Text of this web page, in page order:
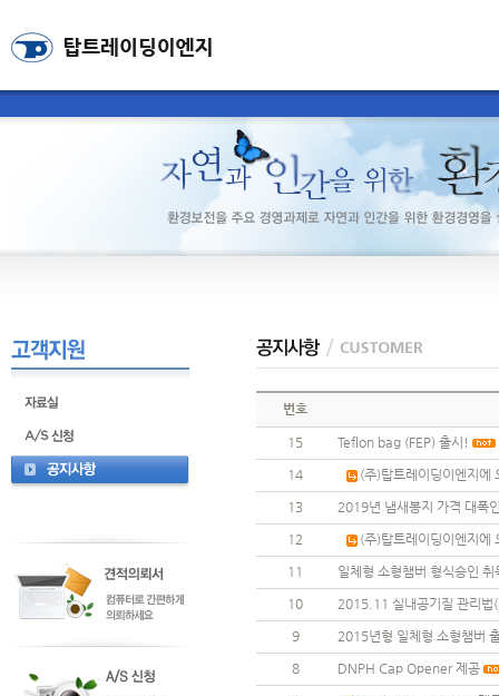
번호
15 Teflon bag (FEP) 출시!
14 (주)탑트레이딩이엔지에
13 2019년 냄새봉지 가격 대폭
12 (주)탑트레이딩이엔지에
11 일체형 소형챔버 형식승인 취
10 2015.11 실내공기질 관리법
9 2015년형 일체형 소형챔버
8 DNPH Cap Opener 제공